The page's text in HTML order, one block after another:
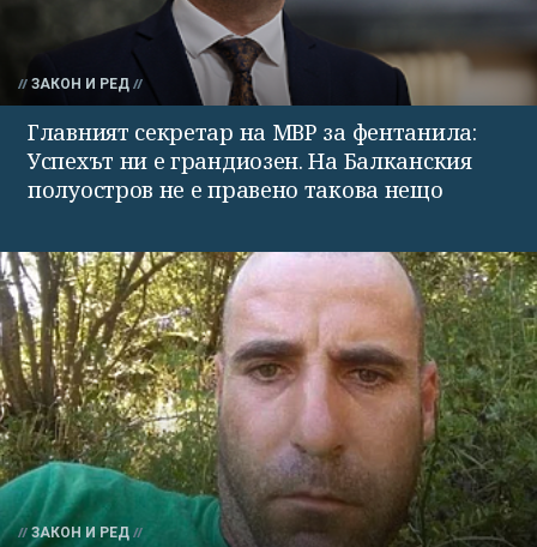
ЗАКОН И РЕД
Главният секретар на МВР за фентанила:
Успехът ни е грандиозен. На Балканския
полуостров не е правено такова нещо
ЗАКОН И РЕД